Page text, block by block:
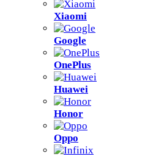
Xiaomi
Google
OnePlus
Huawei
Honor
Oppo